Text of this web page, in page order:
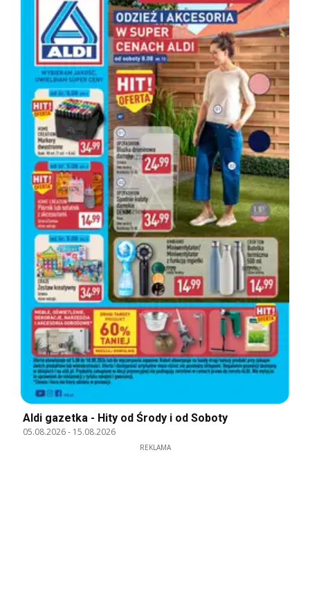
Aldi gazetka - Hity od Środy i od Soboty
05.08.2026- 15.08.2026
REKLAMA